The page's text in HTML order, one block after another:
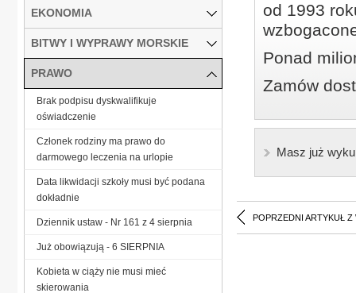
od 1993
Ponad
Zamów
Masz już
POPRZEDNI ARTYKUŁ Z
EKONOMIA
BITWY I WYPRAWY MORSKIE
PRAWO
Brak podpisu dyskwalifikuje
oświadczenie
Członek rodziny ma prawo do
darmowego leczenia na urlopie
Data likwidacji szkoły musi być podana
dokładnie
Dziennik ustaw - Nr 161 z 4 sierpnia
Już obowiązują - 6 SIERPNIA
Kobieta w ciąży nie musi mieć
skierowania